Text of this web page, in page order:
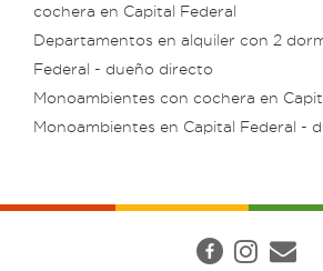
cochera en Capital Federal
Departamentos en alquiler con 2
Federal - dueño directo
Monoambientes con cochera en
Monoambientes en Capital Federal -